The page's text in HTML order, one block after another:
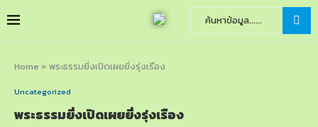
Home » พระธรรมยิ่งเปิดเผยยิ่งรุ่งเรือง
Uncategorized
พระธรรมยิ่งเปิดเผยยิ่งรุ่งเรือง